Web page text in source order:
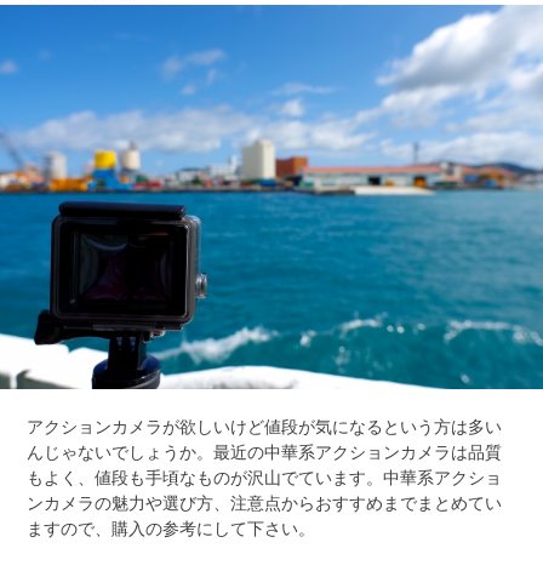
アクションカメラが欲しいけど値段が気になるという方は多い
んじゃないでしょうか。最近の中華系アクションカメラは品質
もよく、値段も手頃なものが沢山でています。中華系アクショ
ンカメラの魅力や選び方、注意点からおすすめまでまとめてい
ますので、購入の参考にして下さい。